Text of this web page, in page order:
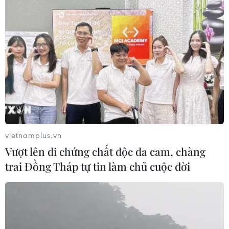
TIN LIÊN QUAN
vietnamplus.vn
Vượt lên di chứng chất độc da cam, chàng
trai Đồng Tháp tự tin làm chủ cuộc đời